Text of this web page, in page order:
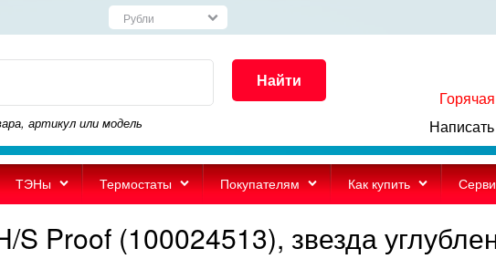
Найти
артикул или модель Написать
ТЭНы Термостаты Покупателям Как купить
Proof (100024513), звезда